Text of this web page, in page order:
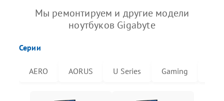
Мы ремонтируем и другие модели
ноутбуков Gigabyte
Серии
AERO AORUS U Series Gaming